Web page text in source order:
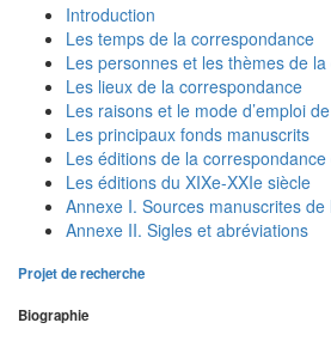
Introduction
Les temps de la correspondance
Les personnes et les thèmes de
Les lieux de la correspondance
Les raisons et le mode d’emploi
Les principaux fonds manuscrits
Les éditions de la
Les éditions du XIXe-XXIe siècle
Annexe I. Sources manuscrites
Annexe II. Sigles et abréviations
Projet de recherche
Biographie